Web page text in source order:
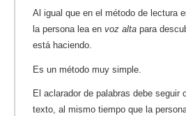
Al igual que en el método de lectura
la persona lea en voz alta para
está haciendo.
Es un método muy simple.
El aclarador de palabras debe seguir
texto, al mismo tiempo que la